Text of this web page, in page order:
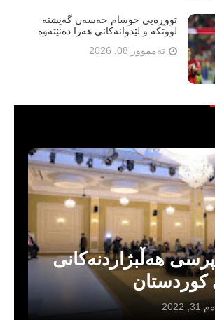
تووڕەیی حوسام حەسەن گەیشتە
لووتکە و لێدوانەکانی هەرا دەنێتەوە
تەممووز 08, 2026
نیشتەجێکردن لە
کارەکەی